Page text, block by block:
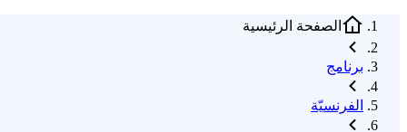
الصفحة الرئيسية
برنامج
الفرنسيّة